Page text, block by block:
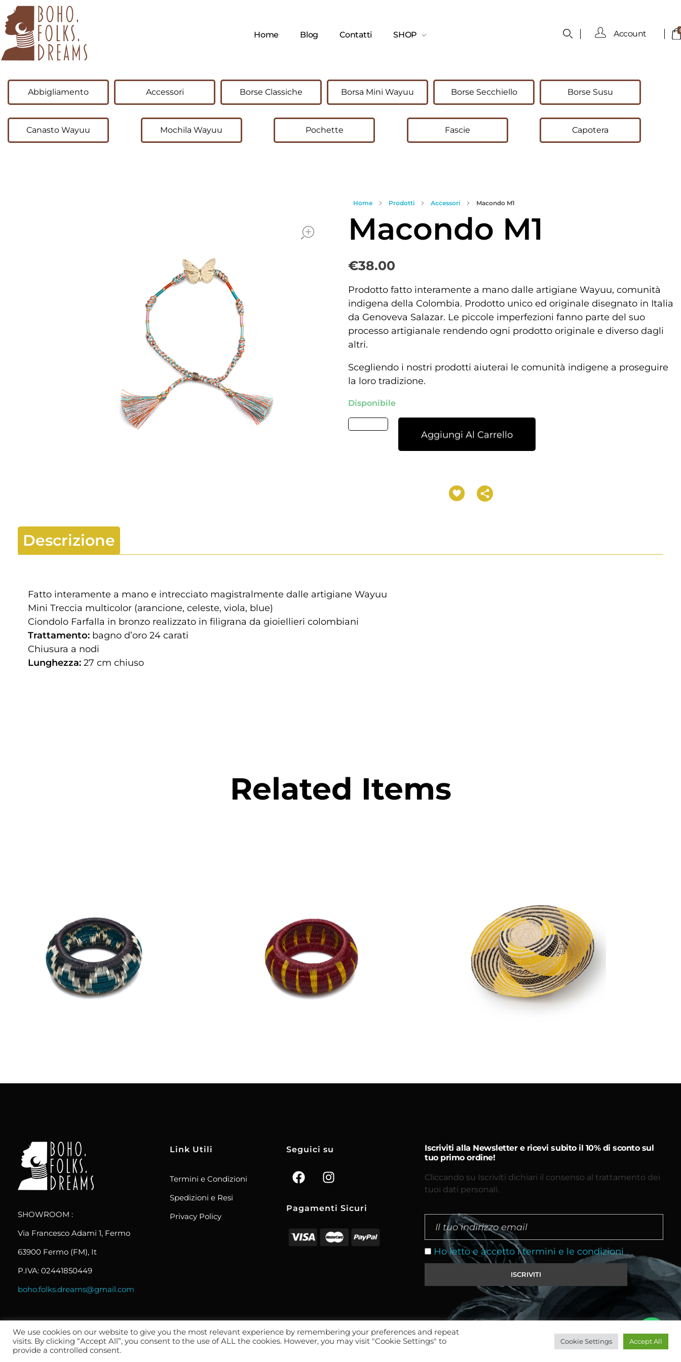
Home Blog Contatti SHOP Account
Abbigliamento Accessori Borse Classiche Borsa Mini Wayuu Borse Secchiello Borse Susu
Canasto Wayuu Mochila Wayuu Pochette Fascie Capotera
Home Prodotti Accessori Macondo M1
Macondo M1
€38.00
Prodotto fatto interamente a mano dalle artigiane Wayuu, comunità
indigena della Colombia. Prodotto unico ed originale disegnato in Italia
da Genoveva Salazar. Le piccole imperfezioni fanno parte del suo
processo artigianale rendendo ogni prodotto originale e diverso dagli
altri.
Scegliendo i nostri prodotti aiuterai le comunità indigene a proseguire
la loro tradizione.
Disponibile
Aggiungi Al Carrello
Descrizione
Fatto interamente a mano e intrecciato magistralmente dalle artigiane Wayuu
Mini Treccia multicolor (arancione, celeste, viola, blue)
Ciondolo Farfalla in bronzo realizzato in filigrana da gioiellieri colombiani
Trattamento: bagno d’oro 24 carati
Chiusura a nodi
Lunghezza: 27 cm chiuso
Related Items
€45.00 €45.00 €58.00
Aggiungi
SHOWROOM :
Via Francesco Adami 1, Fermo
63900 Fermo (FM), It
P.IVA: 02441850449
boho.folks.dreams@gmail.com
Link Utili
Termini e Condizioni
Spedizioni e Resi
Privacy Policy
Seguici su
Pagamenti Sicuri
Iscriviti alla Newsletter e ricevi subito il 10% di sconto sul
tuo primo ordine!
Cliccando su Iscriviti dichiari il consenso al trattamento dei
tuoi dati personali.
Ho letto e accetto i termini e le condizioni
2024 _ Tutti i diritti riservati _ © Wemadeit Studio
We use cookies on our website to give you the most relevant experience by remembering your preferences and repeat
visits. By clicking “Accept All”, you consent to the use of ALL the cookies. However, you may visit "Cookie Settings" to
provide a controlled consent.
Cookie Settings Accept All